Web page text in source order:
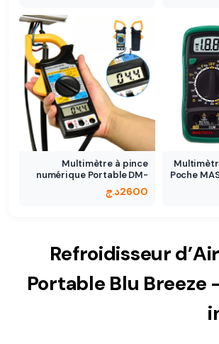
Poche
Multimètre à pince
numérique Portable DM-
6266
2600د.ج
Refroidisseur
Portable Blu Breeze